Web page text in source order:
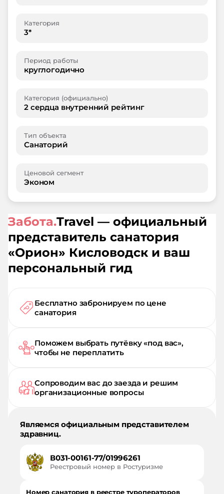
Категория
3*
Период работы
круглогодично
Категория (официально)
2 сердца внутренний рейтинг
Тип объекта
Санаторий
Ценовой сегмент
Эконом
Забота.Travel — официальный
представитель санатория
«Орион» Кисловодск и ваш
персональный гид
Бесплатно забронируем по цене
санатория
Поможем выбрать путёвку «под вас»,
чтобы не переплатить
Сопроводим вас до заезда и решим
организационные вопросы
Являемся официальным представителем
здравниц.
В031-00161-77/01996261
Реестровый номер в Ростуризме
Номер санатория в реестре туроператоров